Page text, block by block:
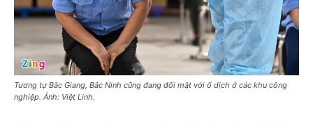
Tương tự Bắc Giang, Bắc Ninh cũng đang đối mặt với ổ dịch ở các khu công
nghiệp. Ảnh: Việt Linh.